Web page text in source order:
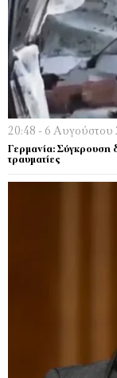
20:48 - 6 Αυγούστου
Γερμανία: Σύγκρουση
τραυματίες